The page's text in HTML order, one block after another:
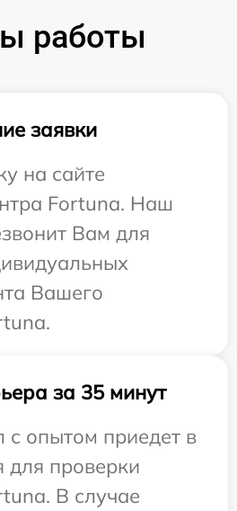
работы
заявки
на сайте
Fortuna. Наш
Вам для
Вашего
за 35 минут
опытом приедет в
для проверки
В случае